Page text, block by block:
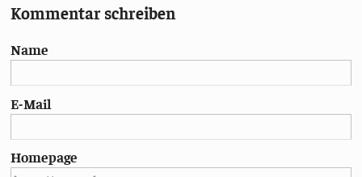
Kommentar schreiben
Name
E-Mail
Homepage